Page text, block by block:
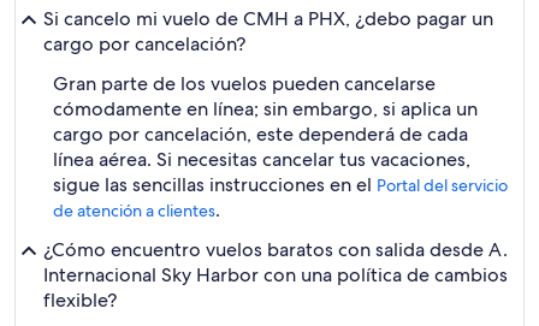
Si cancelo mi vuelo de CMH a PHX, ¿debo pagar un
cargo por cancelación?
Gran parte de los vuelos pueden cancelarse
cómodamente en línea; sin embargo, si aplica un
cargo por cancelación, este dependerá de cada
línea aérea. Si necesitas cancelar tus vacaciones,
sigue las sencillas instrucciones en el Portal del servicio
de atención a clientes.
¿Cómo encuentro vuelos baratos con salida desde A.
Internacional Sky Harbor con una política de cambios
flexible?